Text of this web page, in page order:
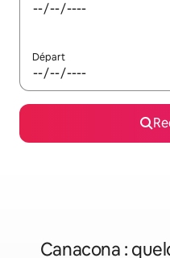
Départ
Canacona :